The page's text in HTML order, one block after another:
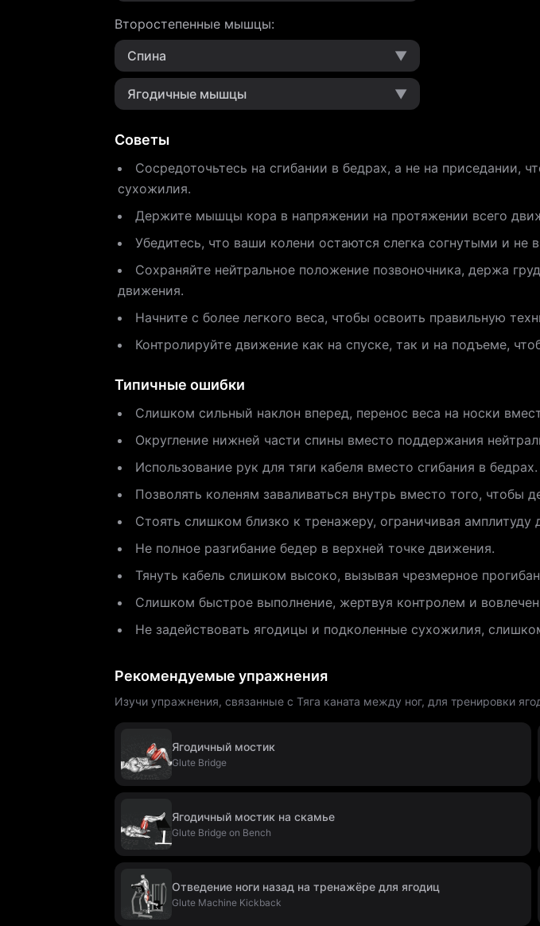
Второстепенные мышцы:
Спина
▼
Ягодичные мышцы ▼
Советы
Сосредоточьтесь на сгибании в бедрах, а не на приседании,
сухожилия.
Держите мышцы кора в напряжении на протяжении всего
Убедитесь, что ваши колени остаются слегка согнутыми и
Сохраняйте нейтральное положение позвоночника, держа
движения.
Начните с более легкого веса, чтобы освоить правильную
Контролируйте движение как на спуске, так и на подъеме,
Типичные ошибки
Слишком сильный наклон вперед, перенос веса на носки
Округление нижней части спины вместо поддержания
Использование рук для тяги кабеля вместо сгибания в бедрах.
Позволять коленям заваливаться внутрь вместо того, чтобы
Стоять слишком близко к тренажеру, ограничивая амплитуду
Не полное разгибание бедер в верхней точке движения.
Тянуть кабель слишком высоко, вызывая чрезмерное
Слишком быстрое выполнение, жертвуя контролем и
Не задействовать ягодицы и подколенные сухожилия,
Рекомендуемые упражнения
Изучи упражнения, связанные с Тяга каната между ног, для тренировки
Ягодичный мостик
Glute Bridge
Ягодичный мостик на скамье
Glute Bridge on Bench
Отведение ноги назад на тренажёре для ягодиц
Glute Machine Kickback